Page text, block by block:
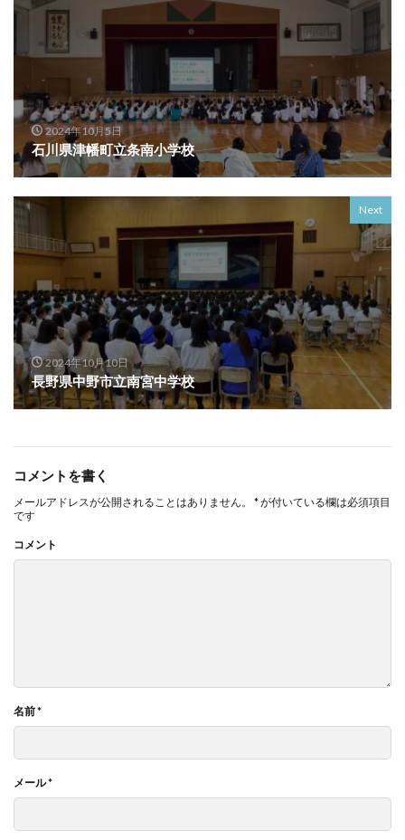
2024年10月5日
石川県津幡町立条南小学校
Next
2024年10月10日
長野県中野市立南宮中学校
コメントを書く
メールアドレスが公開されることはありません。 *が付いている欄は必須項目
です
コメント
名前*
メール*